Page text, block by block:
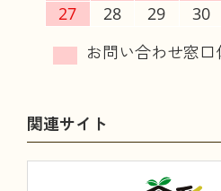
27
28 29 30
関連サイト